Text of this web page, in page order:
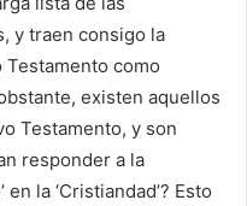
y traen consigo la
como
existen aquellos
Testamento, y son
responder a la
la ‘Cristiandad’? Esto